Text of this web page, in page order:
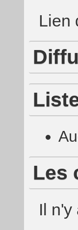
Lien
Les
Il n'y